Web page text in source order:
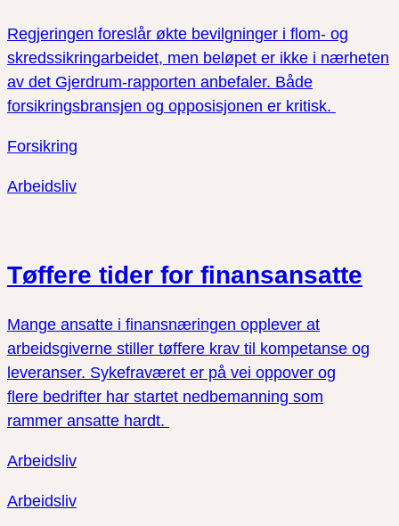
Regjeringen foreslår økte bevilgninger i flom- og
skredssikringarbeidet, men beløpet er ikke i nærheten
av det Gjerdrum-rapporten anbefaler. Både
forsikringsbransjen og opposisjonen er kritisk.
Forsikring
Arbeidsliv
Tøffere tider for finansansatte
Mange ansatte i finansnæringen opplever at
arbeidsgiverne stiller tøffere krav til kompetanse og
leveranser. Sykefraværet er på vei oppover og
flere bedrifter har startet nedbemanning som
rammer ansatte hardt.
Arbeidsliv
Arbeidsliv